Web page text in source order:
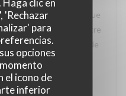
clic en
'Rechazar
para
opciones
el icono de
inferior
de la cuisine ainsi que
de notre équipe. Votre
raffinée et pleine de
que nous souhaitons
grand plaisir à vous
des Lilas ✨